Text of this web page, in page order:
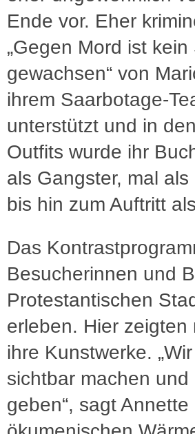
Ende vor. Eher
„Gegen Mord ist
gewachsen“ von
ihrem Saarbotage-
unterstützt und in
Outfits wurde ihr
als Gangster, mal
bis hin zum Auftritt
Das
Besucherinnen und
Protestantischen
erleben. Hier
ihre Kunstwerke.
sichtbar machen
geben“, sagt